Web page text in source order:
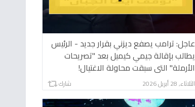
عاجل: ترامب يصفع ديزني بقرار جديد - الرئيس
يطالب بإقالة جيمي كيميل بعد "تصريحات
الأرملة" التي سبقت محاولة الاغتيال!
الثلاثاء, 28 أبريل 2026 شارك